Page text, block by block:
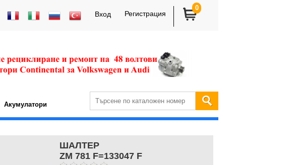
Вход Регистрация
0
Акумулатори
ШАЛТЕР
ZM 781 F=133047 F